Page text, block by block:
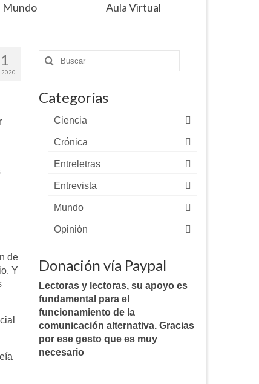
Mundo Aula Virtual
2020
de
Y
Buscar
por:
Categorías
Ciencia
Crónica
Entreletras
Entrevista
Mundo
Opinión
Donación vía Paypal
Lectoras y lectoras, su apoyo es
fundamental para el
funcionamiento de la
comunicación alternativa. Gracias
por ese gesto que es muy
necesario